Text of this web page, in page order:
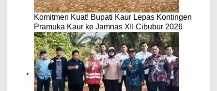
Komitmen Kuat! Bupati Kaur Lepas Kontingen
Pramuka Kaur ke Jamnas XII Cibubur 2026